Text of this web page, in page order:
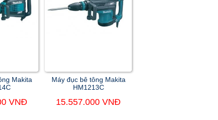
Makita
VNĐ
Máy đục bê tông Makita
HM1213C
15.557.000 VNĐ